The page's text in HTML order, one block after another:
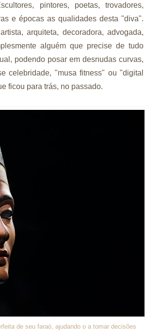
pintores, poetas, trovadores,
e épocas as qualidades desta "diva".
arquiteta, decoradora, advogada,
alguém que precise de tudo
podendo posar em desnudas curvas,
celebridade, "musa fitness" ou "digital
ficou para trás, no passado.
de seu faraó, ajudando o a tomar decisões